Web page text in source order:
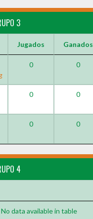
3
Jugados Ganados
0 0
0 0
0 0
4
No data available in table